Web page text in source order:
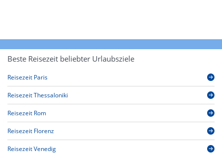
Beste Reisezeit beliebter Urlaubsziele
Reisezeit Paris
Reisezeit Thessaloniki
Reisezeit Rom
Reisezeit Florenz
Reisezeit Venedig